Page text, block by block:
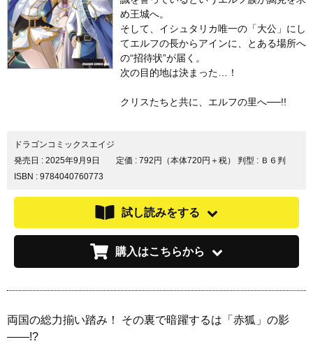
め王城へ。
そして、イシュタリカ唯一の「大公」にし
てエルフの長からアインに、とある場所へ
の“招待状”が届く。
次の目的地は決まった…！
クリスたちと共に、エルフの里へ──!!
ドラゴンコミックスエイジ
発売日 : 2025年9月9日 定価 : 792円（本体720円＋税） 判型 : Ｂ６判
ISBN : 9784040760773
試し読みをする
購入はこちらから
両国の総力揃い踏み！ その裏で暗躍するは「赤狐」の影
――!?